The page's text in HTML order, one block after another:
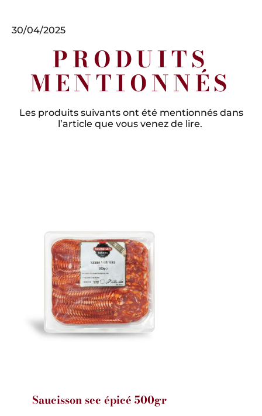
30/04/2025
PRODUITS
MENTIONNÉS
Les produits suivants ont été mentionnés dans
l’article que vous venez de lire.
Saucisson sec épicé 500gr